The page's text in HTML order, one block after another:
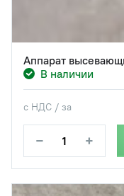
Аппарат
В наличии
с НДС / за
− +